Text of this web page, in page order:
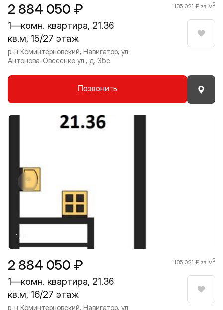
2 884 050 ₽ 135 021 ₽ за м2
1—комн. квартира, 21.36
кв.м, 15/27 этаж
р-н Коминтерновский, Навигатор, ул.
Антонова-Овсеенко ул., д. 35с
Позвонить
2 884 050 ₽ 135 021 ₽ за м2
1—комн. квартира, 21.36
кв.м, 16/27 этаж
р-н Коминтерновский, Навигатор, ул.
1 / 8
Прокрутить влево